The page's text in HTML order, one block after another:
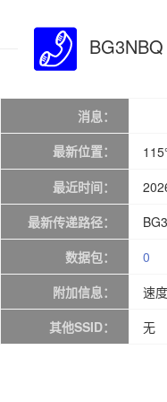
BG3NBQ
消息：
最新位置：
最近时间：
最新传递路径：
数据包：
0
附加信息：
速
其他SSID：
无